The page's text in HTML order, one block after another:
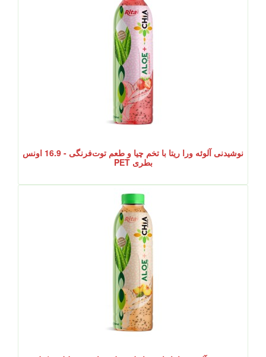
نوشیدنی آلوئه ورا ریتا با تخم چیا و طعم توت‌فرنگی - 16.9 اونس
بطری PET